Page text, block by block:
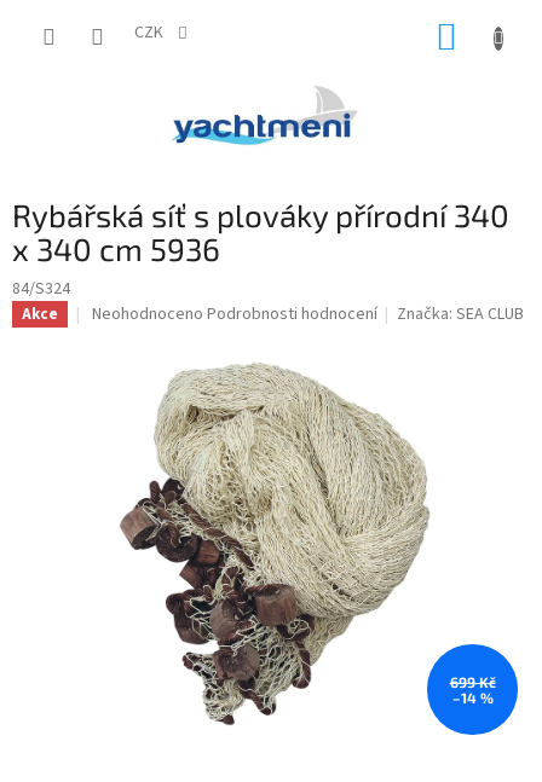
CZK
Rybářská síť s plováky přírodní 340
x 340 cm 5936
84/S324
Akce
Průměrné
hvězdiček.
Neohodnoceno Podrobnosti hodnocení Značka:SEA CLUB
699 Kč
–14 %